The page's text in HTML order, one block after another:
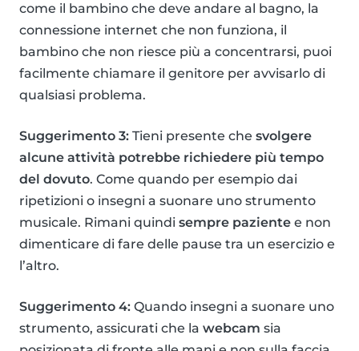
come il bambino che deve andare al bagno, la
connessione internet che non funziona, il
bambino che non riesce più a concentrarsi, puoi
facilmente chiamare il genitore per avvisarlo di
qualsiasi problema.
Suggerimento 3: Tieni presente che svolgere
alcune attività potrebbe richiedere più tempo
del dovuto. Come quando per esempio dai
ripetizioni o insegni a suonare uno strumento
musicale. Rimani quindi sempre paziente e non
dimenticare di fare delle pause tra un esercizio e
l’altro.
Suggerimento 4: Quando insegni a suonare uno
strumento, assicurati che la webcam sia